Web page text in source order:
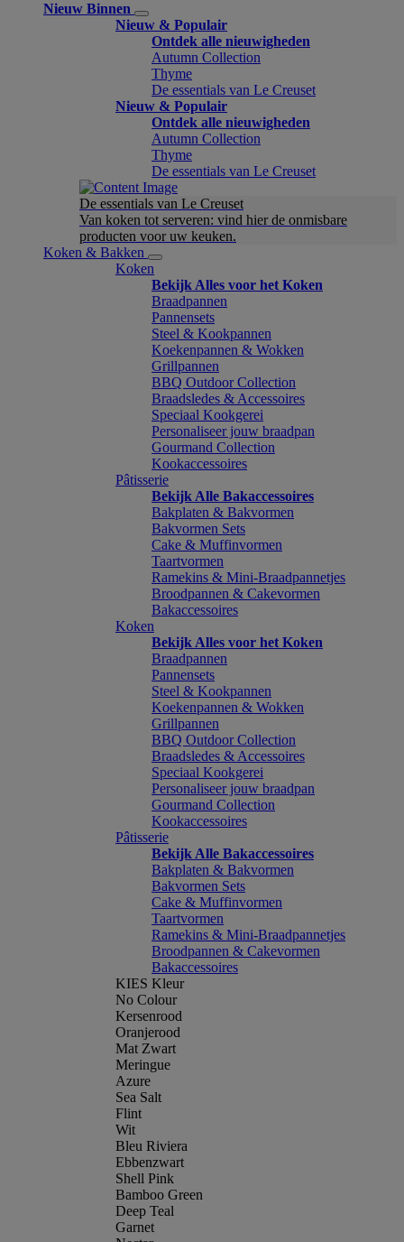
Nieuw Binnen
Nieuw & Populair
Ontdek alle nieuwigheden
Autumn Collection
Thyme
De essentials van Le Creuset
Nieuw & Populair
Ontdek alle nieuwigheden
Autumn Collection
Thyme
De essentials van Le Creuset
De essentials van Le Creuset
Van koken tot serveren: vind hier de onmisbare
producten voor uw keuken.
Koken & Bakken
Koken
Bekijk Alles voor het Koken
Braadpannen
Pannensets
Steel & Kookpannen
Koekenpannen & Wokken
Grillpannen
BBQ Outdoor Collection
Braadsledes & Accessoires
Speciaal Kookgerei
Personaliseer jouw braadpan
Gourmand Collection
Kookaccessoires
Pâtisserie
Bekijk Alle Bakaccessoires
Bakplaten & Bakvormen
Bakvormen Sets
Cake & Muffinvormen
Taartvormen
Ramekins & Mini-Braadpannetjes
Broodpannen & Cakevormen
Bakaccessoires
Koken
Bekijk Alles voor het Koken
Braadpannen
Pannensets
Steel & Kookpannen
Koekenpannen & Wokken
Grillpannen
BBQ Outdoor Collection
Braadsledes & Accessoires
Speciaal Kookgerei
Personaliseer jouw braadpan
Gourmand Collection
Kookaccessoires
Pâtisserie
Bekijk Alle Bakaccessoires
Bakplaten & Bakvormen
Bakvormen Sets
Cake & Muffinvormen
Taartvormen
Ramekins & Mini-Braadpannetjes
Broodpannen & Cakevormen
Bakaccessoires
KIES Kleur
No Colour
Kersenrood
Oranjerood
Mat Zwart
Meringue
Azure
Sea Salt
Flint
Wit
Bleu Riviera
Ebbenzwart
Shell Pink
Bamboo Green
Deep Teal
Garnet